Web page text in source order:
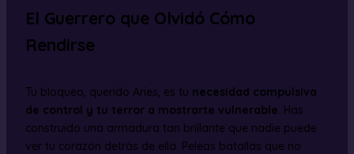
El Guerrero que Olvidó Cómo
Rendirse
Tu bloqueo, querido Aries, es tu necesidad compulsiva
de control y tu terror a mostrarte vulnerable . Has
construido una armadura tan brillante que nadie puede
ver tu corazón detrás de ella. Peleas batallas que no